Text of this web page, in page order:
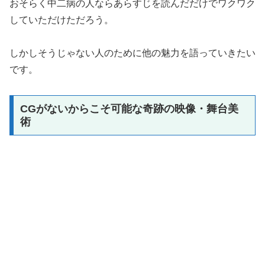
おそらく中二病の人ならあらすじを読んだだけでワクワク
していただけただろう。
しかしそうじゃない人のために他の魅力を語っていきたい
です。
CGがないからこそ可能な奇跡の映像・舞台美
術